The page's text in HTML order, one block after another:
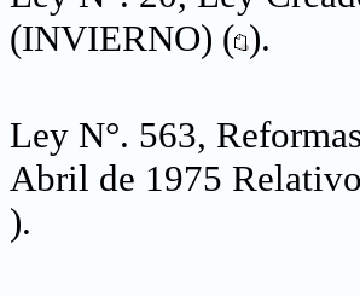
(INVIERNO) ( ).
Ley N°. 563,
Abril de 1975
).